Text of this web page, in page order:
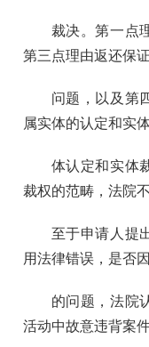
裁决。第一点
第三点理由返还保
问题，以及第
属实体的认定和实
体认定和实体
裁权的范畴，法院
至于申请人提
用法律错误，是否
的问题，法院
活动中故意违背案